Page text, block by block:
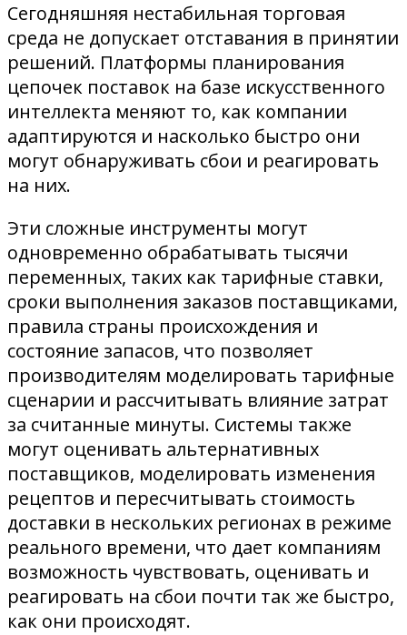
Сегодняшняя нестабильная торговая
среда не допускает отставания в принятии
решений. Платформы планирования
цепочек поставок на базе искусственного
интеллекта меняют то, как компании
адаптируются и насколько быстро они
могут обнаруживать сбои и реагировать
на них.
Эти сложные инструменты могут
одновременно обрабатывать тысячи
переменных, таких как тарифные ставки,
сроки выполнения заказов поставщиками,
правила страны происхождения и
состояние запасов, что позволяет
производителям моделировать тарифные
сценарии и рассчитывать влияние затрат
за считанные минуты. Системы также
могут оценивать альтернативных
поставщиков, моделировать изменения
рецептов и пересчитывать стоимость
доставки в нескольких регионах в режиме
реального времени, что дает компаниям
возможность чувствовать, оценивать и
реагировать на сбои почти так же быстро,
как они происходят.